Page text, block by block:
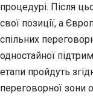
процедурі. Після
свої позиції, а
спільних
одностайної
етапи пройдуть
переговорної зони